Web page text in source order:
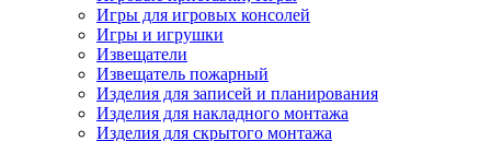
Игры для игровых консолей
Игры и игрушки
Извещатели
Извещатель пожарный
Изделия для записей и планирования
Изделия для накладного монтажа
Изделия для скрытого монтажа